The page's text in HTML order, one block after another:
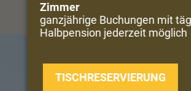
Zimmer
ganzjährige Buchungen mit
Halbpension jederzeit möglich
TISCHRESERVIERUNG